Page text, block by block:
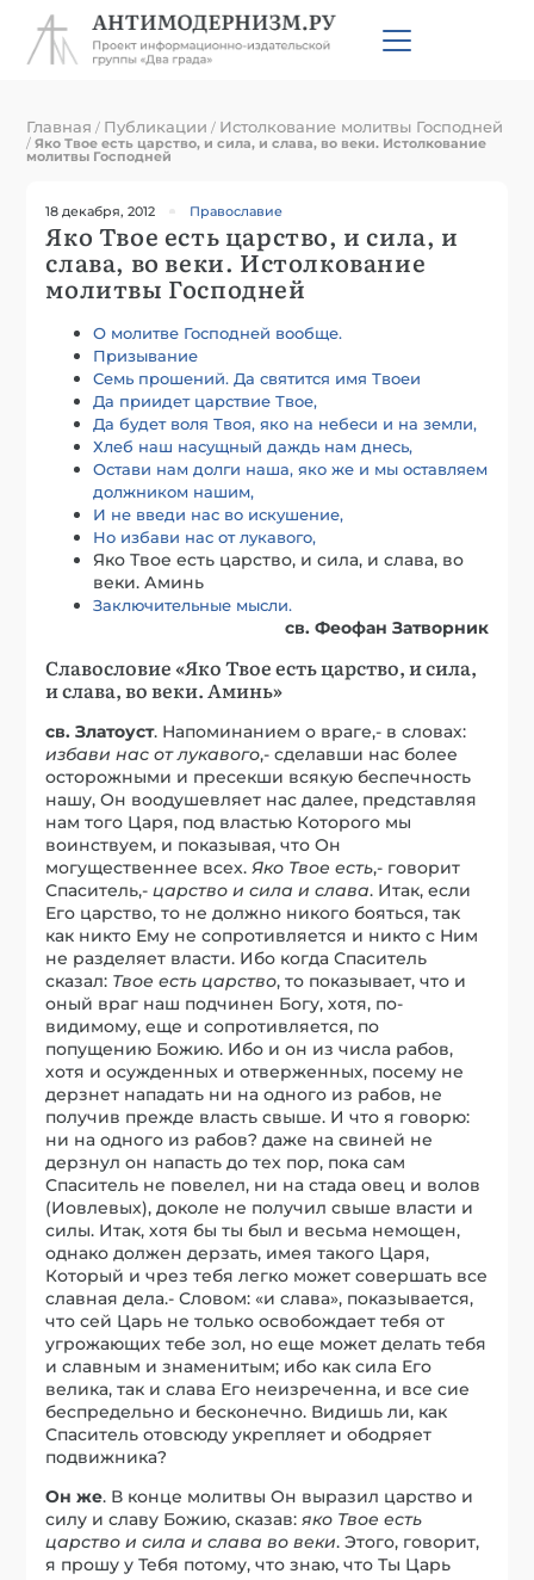
Главная / Публикации / Истолкование молитвы Господней
/Яко Твое есть царство, и сила, и слава, во веки. Истолкование
молитвы Господней
18 декабря, 2012 Православие
Яко Твое есть царство, и сила, и
слава, во веки. Истолкование
молитвы Господней
О молитве Господней вообще.
Призывание
Семь прошений. Да святится имя Твоеи
Да приидет царствие Твое,
Да будет воля Твоя, яко на небеси и на земли,
Хлеб наш насущный даждь нам днесь,
Остави нам долги наша, яко же и мы оставляем
должником нашим,
И не введи нас во искушение,
Но избави нас от лукавого,
Яко Твое есть царство, и сила, и слава, во
веки. Аминь
Заключительные мысли.
св. Феофан Затворник
Славословие «Яко Твое есть царство, и сила,
и слава, во веки. Аминь»
св. Златоуст. Напоминанием о враге,- в словах:
избави нас от лукавого,- сделавши нас более
осторожными и пресекши всякую беспечность
нашу, Он воодушевляет нас далее, представляя
нам того Царя, под властью Которого мы
воинствуем, и показывая, что Он
могущественнее всех.Яко Твое есть,- говорит
Спаситель,-царство и сила и слава. Итак, если
Его царство, то не должно никого бояться, так
как никто Ему не сопротивляется и никто с Ним
не разделяет власти. Ибо когда Спаситель
сказал: Твое есть царство, то показывает, что и
оный враг наш подчинен Богу, хотя, по-
видимому, еще и сопротивляется, по
попущению Божию. Ибо и он из числа рабов,
хотя и осужденных и отверженных, посему не
дерзнет нападать ни на одного из рабов, не
получив прежде власть свыше. И что я говорю:
ни на одного из рабов? даже на свиней не
дерзнул он напасть до тех пор, пока сам
Спаситель не повелел, ни на стада овец и волов
(Иовлевых), доколе не получил свыше власти и
силы. Итак, хотя бы ты был и весьма немощен,
однако должен дерзать, имея такого Царя,
Который и чрез тебя легко может совершать все
славная дела.- Словом: «и слава», показывается,
что сей Царь не только освобождает тебя от
угрожающих тебе зол, но еще может делать тебя
и славным и знаменитым; ибо как сила Его
велика, так и слава Его неизреченна, и все сие
беспредельно и бесконечно. Видишь ли, как
Спаситель отовсюду укрепляет и ободряет
подвижника?
Он же. В конце молитвы Он выразил царство и
силу и славу Божию, сказав:яко Твое есть
царство и сила и слава во веки. Этого, говорит,
я прошу у Тебя потому, что знаю, что Ты Царь